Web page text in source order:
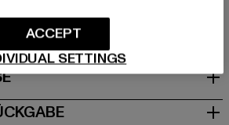
SETTINGS
ACCEPT